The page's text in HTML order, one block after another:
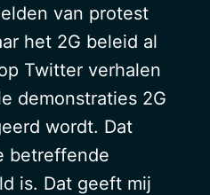
van protest
het 2G beleid al
Twitter verhalen
demonstraties 2G
wordt. Dat
betreffende
is. Dat geeft mij